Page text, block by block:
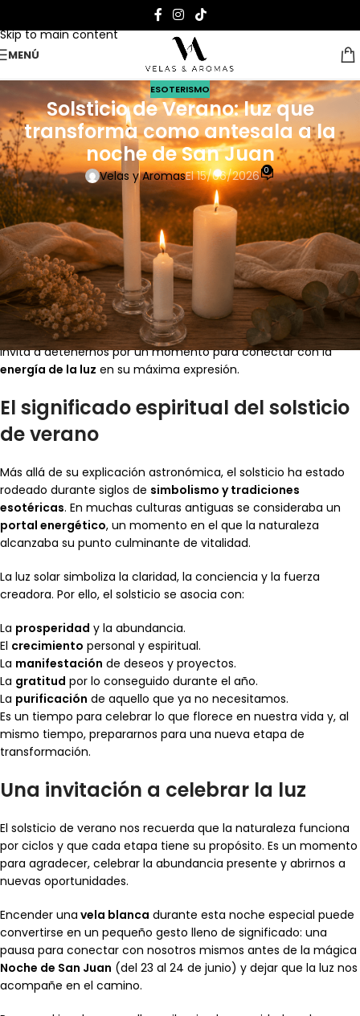
Skip to main content
MENÚ
ESOTERISMO
Solsticio de Verano: luz que
transforma como antesala a la
noche de San Juan
Velas y AromasEl 15/06/2026 0
Cada año, alrededor del 21 de junio, vivimos uno de los
momentos más especiales del calendario: elsolsticio de
verano. Es el día con más horas de luz del año en el hemisferio
norte, un instante que desde tiempos ancestrales ha sido
celebrado por numerosas culturas como una festividad ligada
al poder del Sol, la abundancia, la renovación y el crecimiento
personal.
Este año, el solsticio marca el inicio oficial delverano
y nos
invita a detenernos por un momento para conectar con la
energía de la luz en su máxima expresión.
El significado espiritual del solsticio
de verano
Más allá de su explicación astronómica, el solsticio ha estado
rodeado durante siglos de simbolismo y tradiciones
esotéricas. En muchas culturas antiguas se consideraba un
portal energético, un momento en el que la naturaleza
alcanzaba su punto culminante de vitalidad.
La luz solar simboliza la claridad, la conciencia y la fuerza
creadora. Por ello, el solsticio se asocia con:
La prosperidad y la abundancia.
El crecimiento personal y espiritual.
La manifestación de deseos y proyectos.
La gratitud por lo conseguido durante el año.
La purificación de aquello que ya no necesitamos.
Es un tiempo para celebrar lo que florece en nuestra vida y, al
mismo tiempo, prepararnos para una nueva etapa de
transformación.
Una invitación a celebrar la luz
El solsticio de verano nos recuerda que la naturaleza funciona
por ciclos y que cada etapa tiene su propósito. Es un momento
para agradecer, celebrar la abundancia presente y abrirnos a
nuevas oportunidades.
Encender una vela blanca durante esta noche especial puede
convertirse en un pequeño gesto lleno de significado: una
pausa para conectar con nosotros mismos antes de la mágica
Noche de San Juan (del 23 al 24 de junio) y dejar que la luz nos
acompañe en el camino.